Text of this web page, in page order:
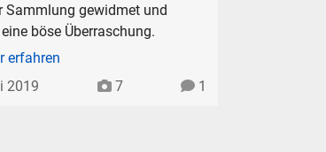
Sammlung gewidmet und
böse Überraschung.
erfahren
2019
7 1